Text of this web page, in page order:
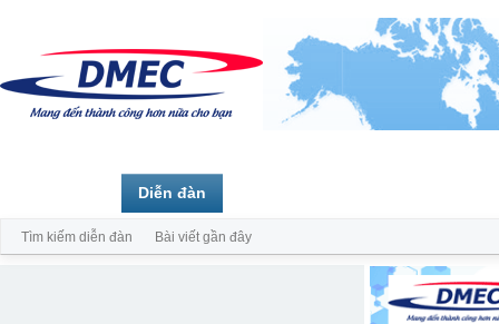
Diễn đàn
Tìm kiếm diễn đàn Bài viết gần đây